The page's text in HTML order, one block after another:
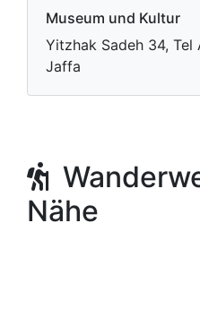
Museum und Kultur
Yitzhak Sadeh 34, Tel
Jaffa
Nähe